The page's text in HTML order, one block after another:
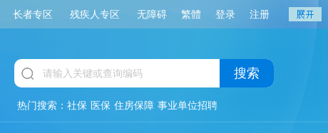
长者专区 残疾人专区 无障碍 繁體 登录 注册
搜索
热门搜索： 社保 医保 住房保障 事业单位招聘